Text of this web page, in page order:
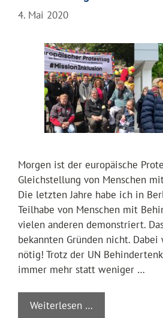
4. Mai 2020
Morgen ist der europäische
Gleichstellung von Menschen
Die letzten Jahre habe ich in
Teilhabe von Menschen mit
vielen anderen demonstriert.
bekannten Gründen nicht.
nötig! Trotz der UN
immer mehr statt weniger …
Weiterlesen …